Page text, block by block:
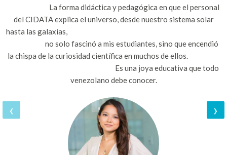
La forma didáctica y pedagógica en que el personal
del CIDATA explica el universo, desde nuestro sistema solar
hasta las galaxias,
no solo fascinó a mis estudiantes, sino que encendió
la chispa de la curiosidad científica en muchos de ellos.
Es una joya educativa que todo
venezolano debe conocer.
‹ ›